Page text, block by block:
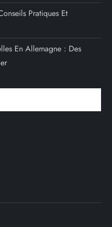
Pratiques Et
En Allemagne : Des